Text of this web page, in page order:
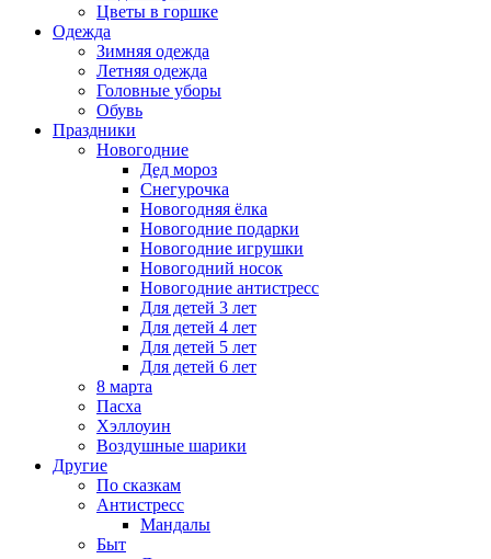
Цветы в горшке
Одежда
Зимняя одежда
Летняя одежда
Головные уборы
Обувь
Праздники
Новогодние
Дед мороз
Снегурочка
Новогодняя ёлка
Новогодние подарки
Новогодние игрушки
Новогодний носок
Новогодние антистресс
Для детей 3 лет
Для детей 4 лет
Для детей 5 лет
Для детей 6 лет
8 марта
Пасха
Хэллоуин
Воздушные шарики
Другие
По сказкам
Антистресс
Мандалы
Быт